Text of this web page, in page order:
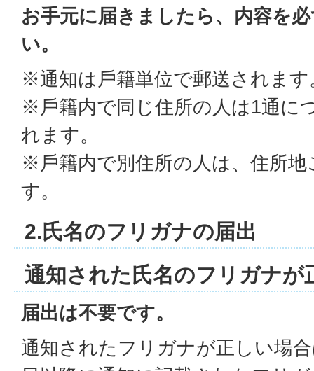
お手元に届きましたら、内容を
い。
※通知は⼾籍単位で郵送されます
※⼾籍内で同じ住所の⼈は1通に
れます。
※⼾籍内で別住所の⼈は、住所
す。
2.氏名のフリガナの届出
通知された氏名のフリガナが
届出は不要です。
通知されたフリガナが正しい場